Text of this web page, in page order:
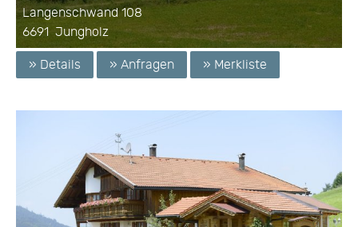
Langenschwand 108
6691 Jungholz
» Details » Anfragen » Merkliste